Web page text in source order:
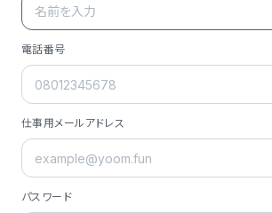
電話番号
仕事用メールアドレス
パスワード